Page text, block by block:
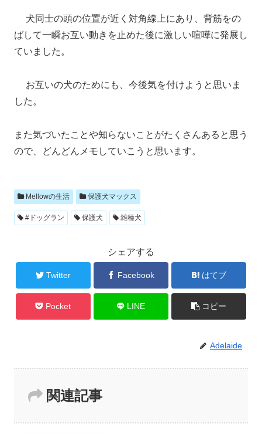
犬同士の頭の位置が近く対角線上にあり、背筋をの
ばして一瞬お互い動きを止めた後に激しい喧嘩に発展し
ていました。
お互いの犬のためにも、今後気を付けようと思いま
した。
また気づいたことや知らないことがたくさんあると思う
ので、どんどんメモしていこうと思います。
Mellowの生活 保護犬マックス
#ドッグラン 保護犬 雑種犬
シェアする
Twitter Facebook はてブ
Pocket LINE コピー
Adelaide
関連記事